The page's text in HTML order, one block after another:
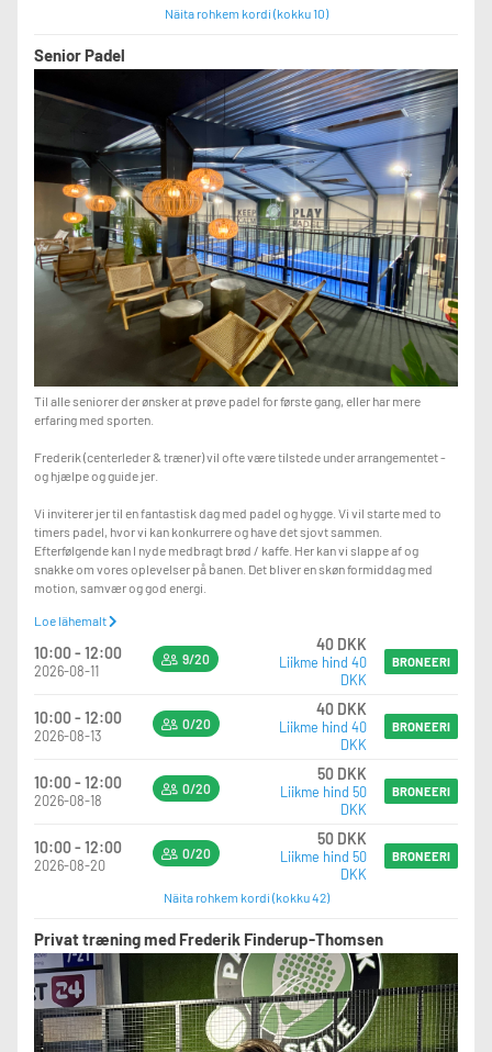
Näita rohkem kordi (kokku 10)
Senior Padel
Til alle seniorer der ønsker at prøve padel for første gang, eller har mere
erfaring med sporten.
Frederik (centerleder & træner) vil ofte være tilstede under arrangementet -
og hjælpe og guide jer.
Vi inviterer jer til en fantastisk dag med padel og hygge. Vi vil starte med to
timers padel, hvor vi kan konkurrere og have det sjovt sammen.
Efterfølgende kan I nyde medbragt brød / kaffe. Her kan vi slappe af og
snakke om vores oplevelser på banen. Det bliver en skøn formiddag med
motion, samvær og god energi.
Tilmeld jer nu via matchi eller mail på infoskive@padelhall.dk ved spørgsmål.
Tag gerne din kone/mand, kæreste, ven eller nabo med.
Prisen på 40 kr., er for medlemmer af ældre sagen. Er du ikke medlem af
ældre sagen bedes du indbetale 20kr., yderligere til Padelhall.dk Skive på
mobilepay nummer 680187.
Loe lähemalt
10:00 - 12:00
2026-08-11
9/20
40 DKK
Liikme hind 40
DKK
BRONEERI
10:00 - 12:00
2026-08-13
0/20
40 DKK
Liikme hind 40
DKK
BRONEERI
10:00 - 12:00
2026-08-18
0/20
50 DKK
Liikme hind 50
DKK
BRONEERI
10:00 - 12:00
2026-08-20
0/20
50 DKK
Liikme hind 50
DKK
BRONEERI
Näita rohkem kordi (kokku 42)
Privat træning med Frederik Finderup-Thomsen